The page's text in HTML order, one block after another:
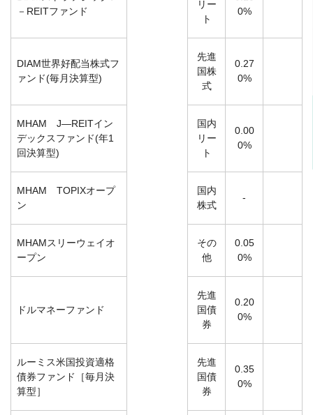
－REITファンド
リー
ト
0%
DIAM世界好配当株式フ
ァンド(毎月決算型)
先進
国株
式
0.27
0%
MHAM J―REITイン
デックスファンド(年1
回決算型)
国内
リー
ト
0.00
0%
MHAM TOPIXオープ
ン
国内
株式
-
MHAMスリーウェイオ
ープン
その
他
0.05
0%
ドルマネーファンド
先進
国債
券
0.20
0%
ルーミス米国投資適格
債券ファンド［毎月決
算型］
先進
国債
券
0.35
0%